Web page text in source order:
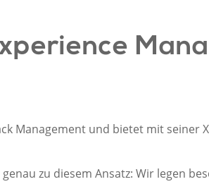
Managementund bietet mit seiner
zu diesem Ansatz: Wir legen